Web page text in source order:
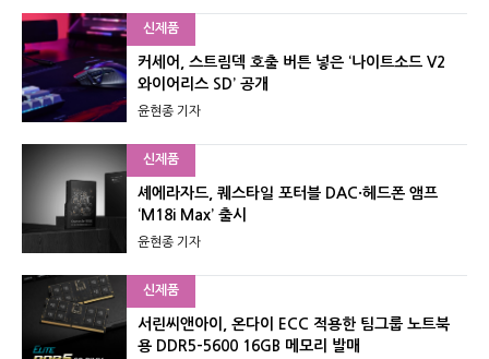
신제품
커세어, 스트림덱 호출 버튼 넣은 ‘나이트소드 V2
와이어리스 SD’ 공개
윤현종 기자
신제품
셰에라자드, 퀘스타일 포터블 DAC·헤드폰 앰프
‘M18i Max’ 출시
윤현종 기자
신제품
서린씨앤아이, 온다이 ECC 적용한 팀그룹 노트북
용 DDR5-5600 16GB 메모리 발매